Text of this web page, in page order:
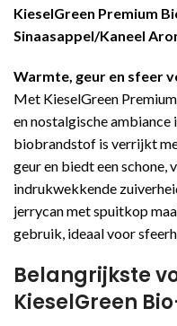
KieselGreen Premium
Sinaasappel/Kaneel
Warmte, geur en sfeer
Met KieselGreen
en nostalgische ambiance
biobrandstof is verrijkt
geur en biedt een schone,
indrukwekkende
jerrycan met spuitkop
gebruik, ideaal voor
Belangrijkste
KieselGreen